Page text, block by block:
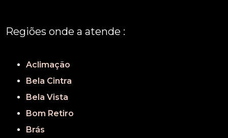
Regiões onde a atende :
Aclimação
Bela Cintra
Bela Vista
Bom Retiro
Brás